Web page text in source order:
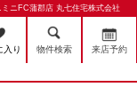
ニFC蒲郡店 丸七住宅株式会社
入り 物件検索 来店予約